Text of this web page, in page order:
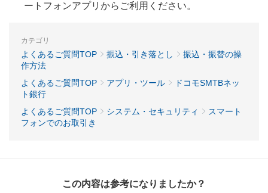
ートフォンアプリからご利用ください。
カテゴリ
よくあるご質問TOP 振込・引き落とし
振込・振替の操
作方法
よくあるご質問TOP
アプリ・ツール
ドコモSMTBネッ
ト銀行
よくあるご質問TOP
システム・セキュリティ
スマート
フォンでのお取引き
この内容は参考になりましたか？